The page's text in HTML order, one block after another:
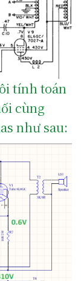
tính toán
cùng
như sau: